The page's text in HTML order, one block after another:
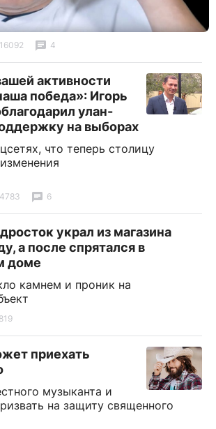
16092 4
активности
победа»: Игорь
улан-
на выборах
что теперь столицу
4783 6
украл из магазина
а после спрятался в
доме
камнем и проник на
819
приехать
музыканта и
на защиту священного